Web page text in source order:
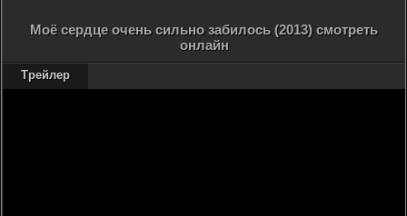
Моё сердце очень сильно забилось (2013) смотреть
онлайн
Трейлер